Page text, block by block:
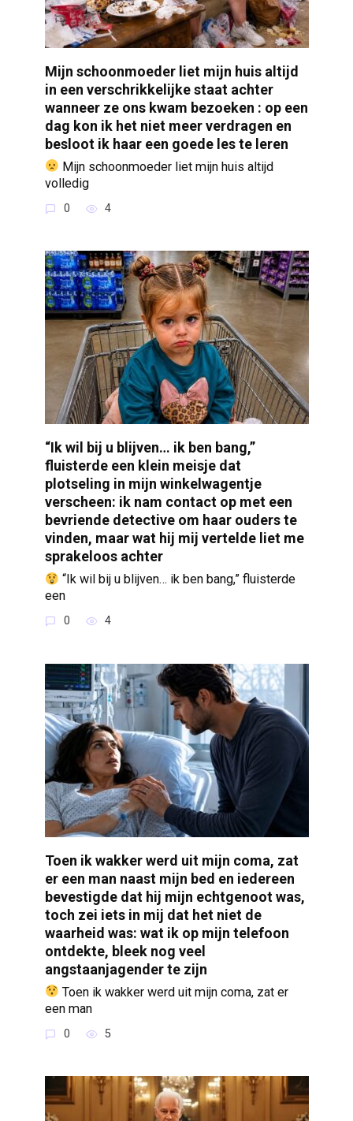
Mijn schoonmoeder liet mijn huis altijd
in een verschrikkelijke staat achter
wanneer ze ons kwam bezoeken : op een
dag kon ik het niet meer verdragen en
besloot ik haar een goede les te leren
Mijn schoonmoeder liet mijn huis altijd
volledig
0 4
“Ik wil bij u blijven… ik ben bang,”
fluisterde een klein meisje dat
plotseling in mijn winkelwagentje
verscheen: ik nam contact op met een
bevriende detective om haar ouders te
vinden, maar wat hij mij vertelde liet me
sprakeloos achter
“Ik wil bij u blijven… ik ben bang,” fluisterde
een
0 4
Toen ik wakker werd uit mijn coma, zat
er een man naast mijn bed en iedereen
bevestigde dat hij mijn echtgenoot was,
toch zei iets in mij dat het niet de
waarheid was: wat ik op mijn telefoon
ontdekte, bleek nog veel
angstaanjagender te zijn
Toen ik wakker werd uit mijn coma, zat er
een man
0 5